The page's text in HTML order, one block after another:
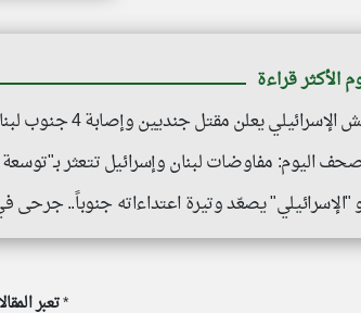
الأكثر قراءة
يعلن مقتل جنديين وإصابة 4 جنوب لبنان
اليوم: مفاوضات لبنان وإسرائيل تتعثر بـ"توسعة
"الإسرائيلي" يصعّد وتيرة اعتداءاته جنوباً..
*تعبر